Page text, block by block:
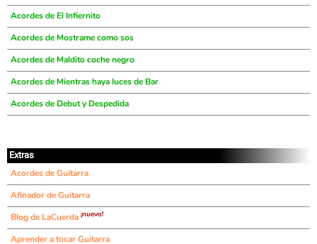
Acordes de El Infiernito
Acordes de Mostrame como sos
Acordes de Maldito coche negro
Acordes de Mientras haya luces de Bar
Acordes de Debut y Despedida
Extras
Acordes de Guitarra
Afinador de Guitarra
Blog de LaCuerda ¡nuevo!
Aprender a tocar Guitarra